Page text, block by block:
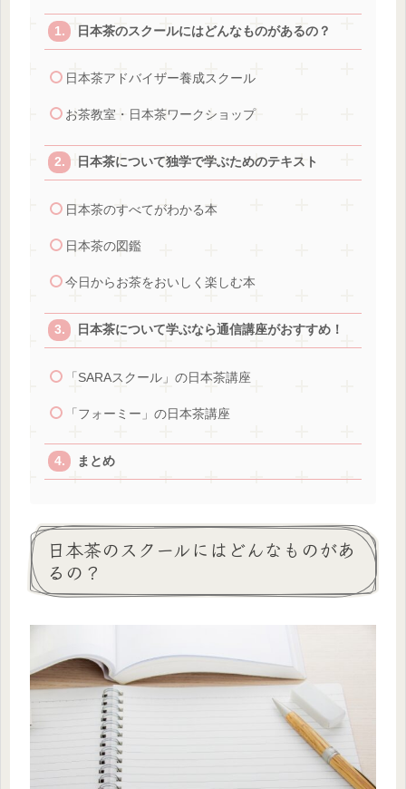
日本茶のスクールにはどんなものがあるの？
日本茶アドバイザー養成スクール
お茶教室・日本茶ワークショップ
日本茶について独学で学ぶためのテキスト
日本茶のすべてがわかる本
日本茶の図鑑
今日からお茶をおいしく楽しむ本
日本茶について学ぶなら通信講座がおすすめ！
「SARAスクール」の日本茶講座
「フォーミー」の日本茶講座
まとめ
日本茶のスクールにはどんなものがあ
るの？